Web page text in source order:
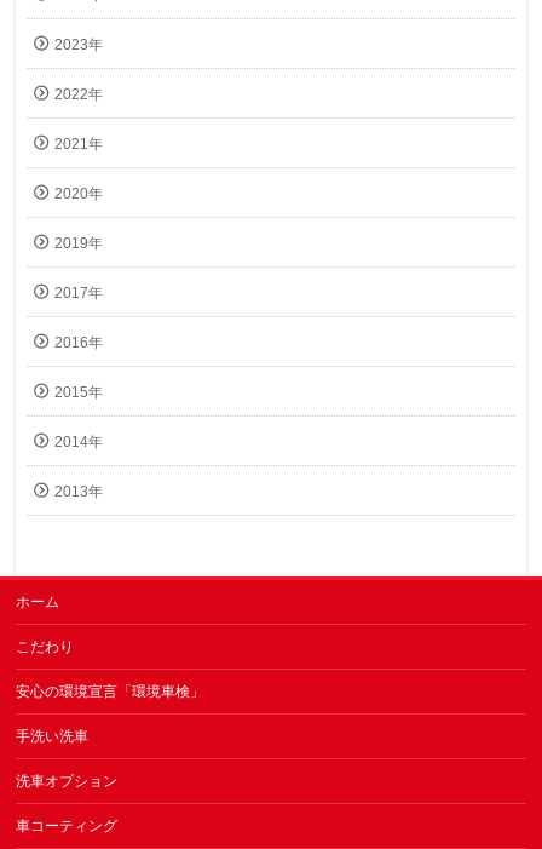
2023年
2022年
2021年
2020年
2019年
2017年
2016年
2015年
2014年
2013年
ホーム
こだわり
安心の環境宣言「環境車検」
手洗い洗車
洗車オプション
車コーティング